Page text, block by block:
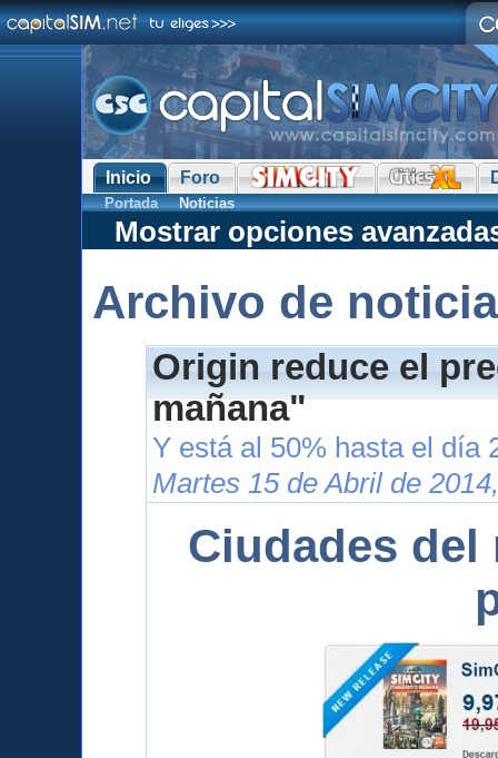
Inicio Foro
Portada Noticias
Mostrar opciones
Archivo de
Origin reduce el
mañana"
Y está al 50% hasta el día
Martes 15 de Abril de
Ciudades del